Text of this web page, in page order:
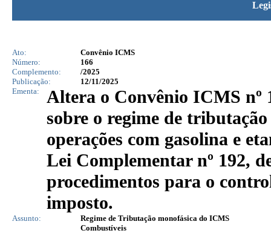
Ato:
Convênio ICMS
Número:
166
Complemento:
/2025
Publicação:
12/11/2025
Ementa:
Altera o Convênio ICMS nº
sobre o regime de
operações com gasolina e
Lei Complementar nº 192,
procedimentos para o
imposto.
Assunto:
Regime de Tributação monofásica do ICMS
Combustíveis